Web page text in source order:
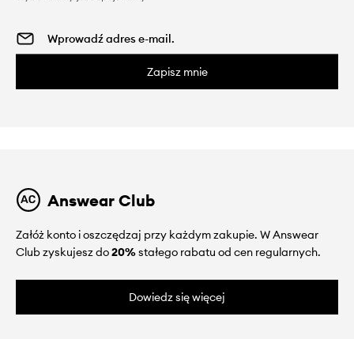
Zapisz mnie
Answear Club
Załóż konto i oszczędzaj przy każdym zakupie. W Answear
Club zyskujesz do20%stałego rabatu od cen regularnych.
Dowiedz się więcej